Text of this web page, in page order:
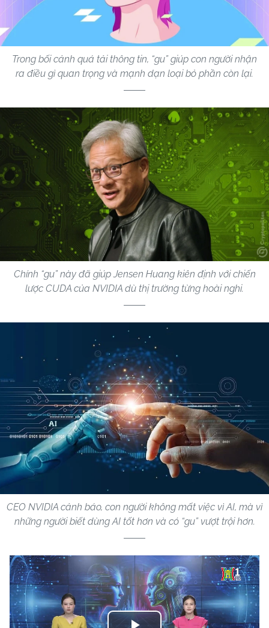
Trong bối cảnh quá tải thông tin, “gu” giúp con người nhận
ra điều gì quan trọng và mạnh dạn loại bỏ phần còn lại.
Chính “gu” này đã giúp Jensen Huang kiên định với chiến
lược CUDA của NVIDIA dù thị trường từng hoài nghi.
CEO NVIDIA cảnh báo, con người không mất việc vì AI, mà vì
những người biết dùng AI tốt hơn và có “gu” vượt trội hơn.